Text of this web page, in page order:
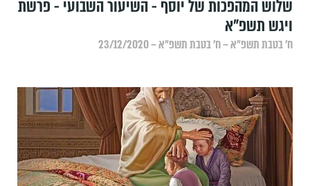
שלוש המהפכות של יוסף - השיעור השבועי - פרשת
ויגש תשפ"א
ח׳ בטבת תשפ״א – ח׳ בטבת תשפ״א – 23/12/2020